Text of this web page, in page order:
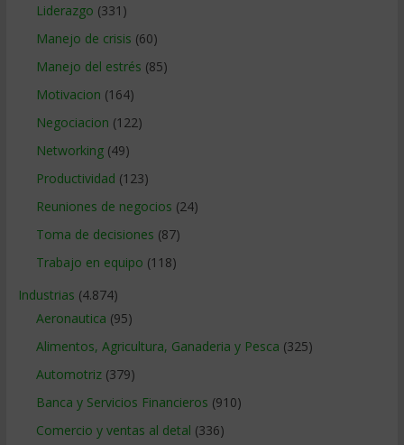
Liderazgo (331)
Manejo de crisis (60)
Manejo del estrés (85)
Motivacion (164)
Negociacion (122)
Networking(49)
Productividad (123)
Reuniones de negocios (24)
Toma de decisiones (87)
Trabajo en equipo (118)
Industrias (4.874)
Aeronautica (95)
Alimentos, Agricultura, Ganaderia y Pesca (325)
Automotriz(379)
Banca y Servicios Financieros (910)
Comercio y ventas al detal (336)